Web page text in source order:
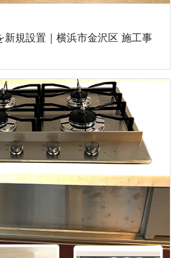
新規設置｜横浜市金沢区 施工事